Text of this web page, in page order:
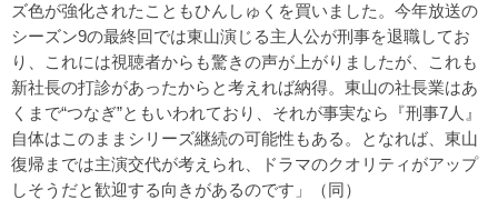
ズ色が強化されたこともひんしゅくを買いました。今年放送の
シーズン9の最終回では東山演じる主人公が刑事を退職してお
り、これには視聴者からも驚きの声が上がりましたが、これも
新社長の打診があったからと考えれば納得。東山の社長業はあ
くまで“つなぎ”ともいわれており、それが事実なら『刑事7人』
自体はこのままシリーズ継続の可能性もある。となれば、東山
復帰までは主演交代が考えられ、ドラマのクオリティがアップ
しそうだと歓迎する向きがあるのです」（同）